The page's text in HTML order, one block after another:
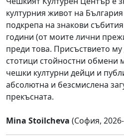
културния живот на
подкрепа на знакови
години (от моите лични
преди това. Присъствието
стотици стойностни обмени
чешки културни дейци и
абсолютна и безсмислена
прекъсната.
Mina Stoilcheva (София,